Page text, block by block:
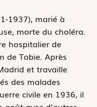
1937), marié à
morte du choléra.
hospitalier de
de Tobie. Après
et travaille
des malades
civile en 1936, il